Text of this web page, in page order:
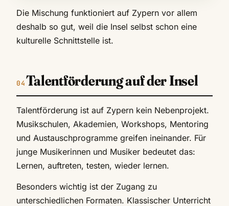
Die Mischung funktioniert auf Zypern vor allem
deshalb so gut, weil die Insel selbst schon eine
kulturelle Schnittstelle ist.
Talentförderung auf der Insel
Talentförderung ist auf Zypern kein Nebenprojekt.
Musikschulen, Akademien, Workshops, Mentoring
und Austauschprogramme greifen ineinander. Für
junge Musikerinnen und Musiker bedeutet das:
Lernen, auftreten, testen, wieder lernen.
Besonders wichtig ist der Zugang zu
unterschiedlichen Formaten. Klassischer Unterricht